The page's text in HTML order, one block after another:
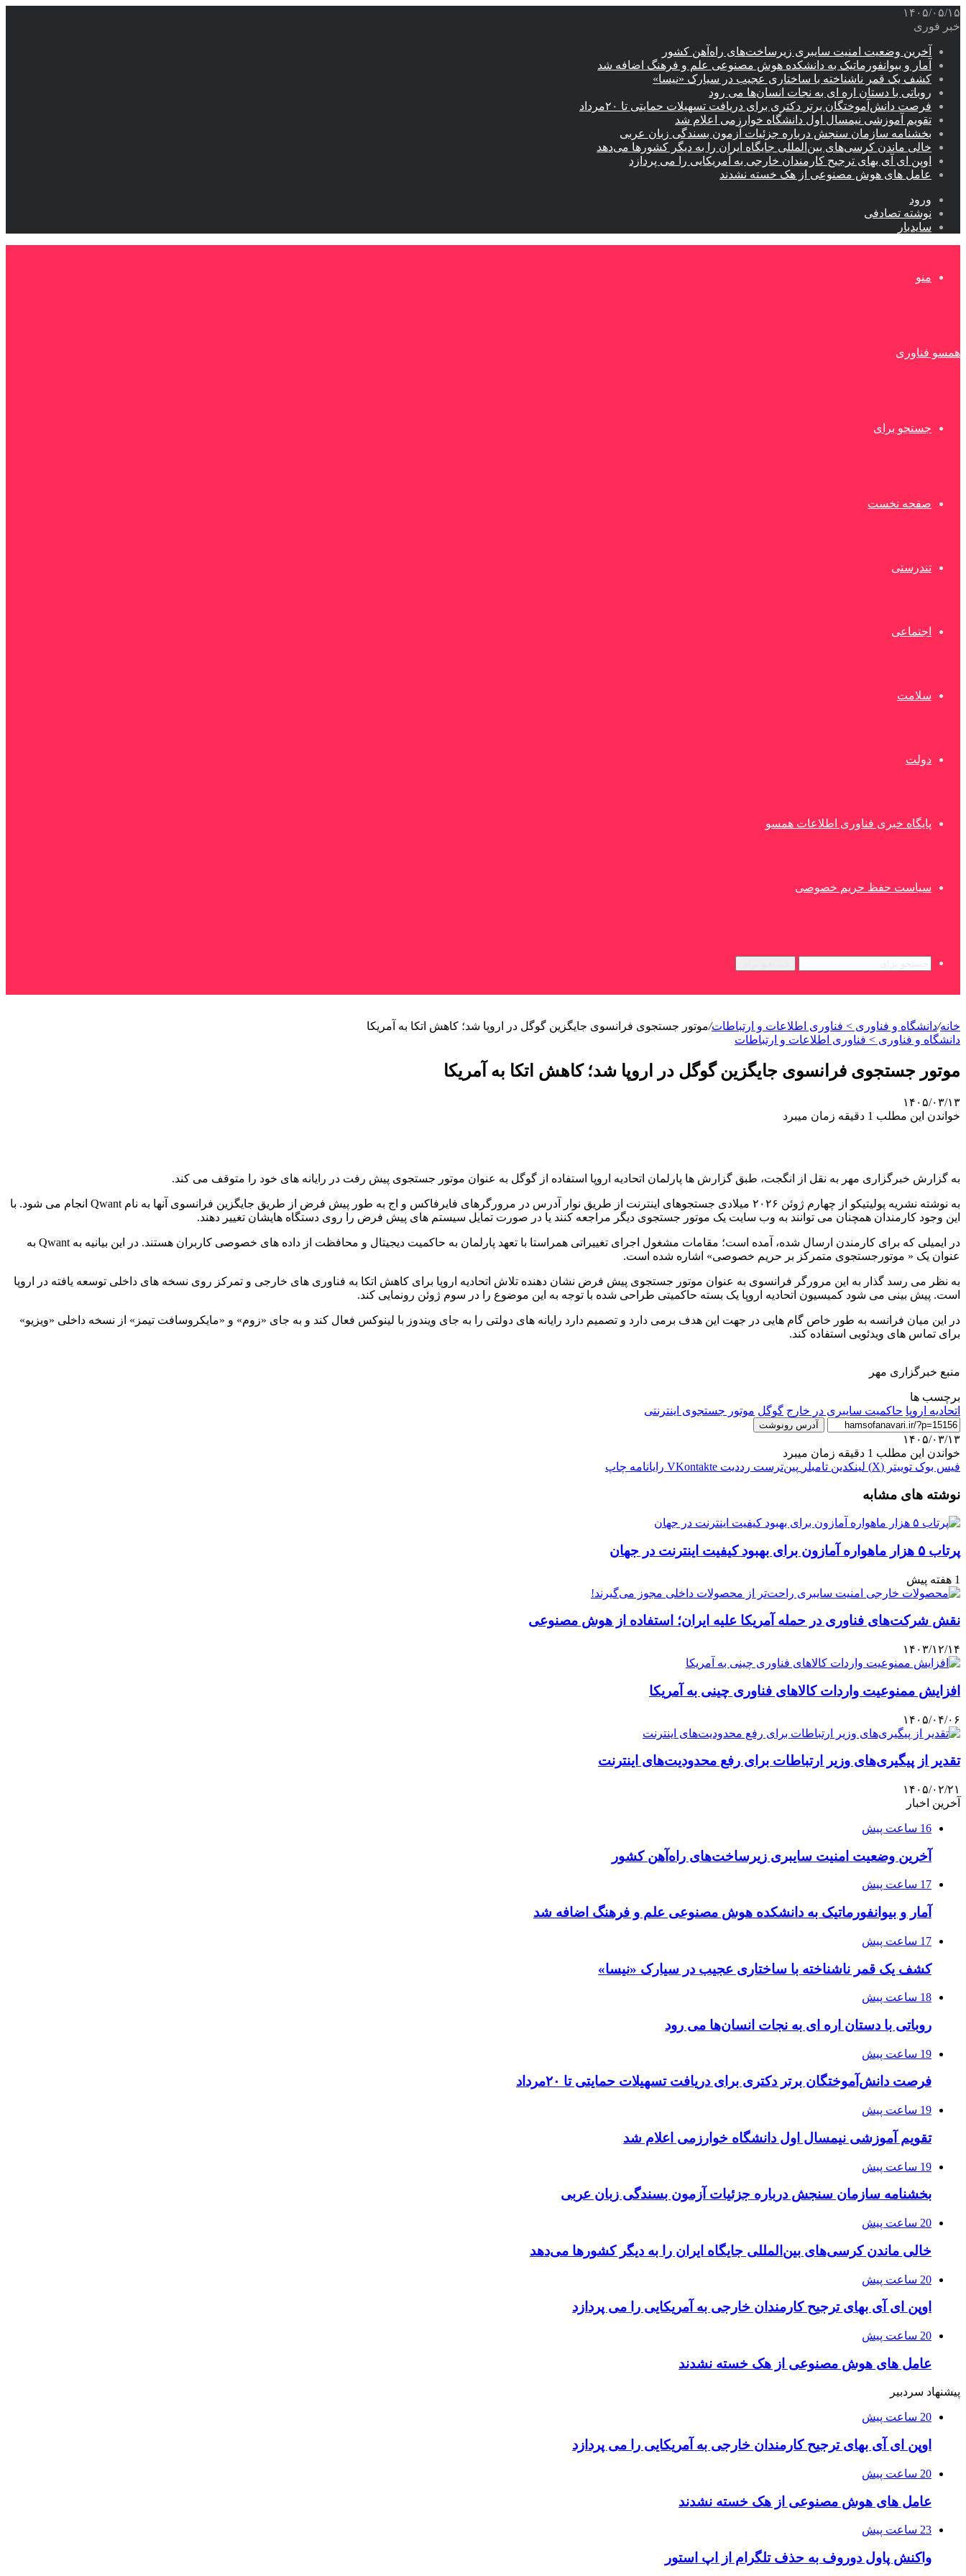
۱۴۰۵/۰۵/۱۵
خبر فوری
آخرین وضعیت امنیت سایبری زیرساخت‌های راه‌آهن کشور
آمار و بیوانفورماتیک به دانشکده هوش مصنوعی علم و فرهنگ اضافه شد
کشف یک قمر ناشناخته با ساختاری عجیب در سیارک «نیسا»
روباتی با دستان اره ای به نجات انسان‌ها می رود
فرصت دانش‌آموختگان برتر دکتری‌ برای دریافت تسهیلات حمایتی تا ۲۰مرداد
تقویم آموزشی نیمسال اول دانشگاه خوارزمی اعلام شد
بخشنامه سازمان سنجش درباره جزئیات آزمون بسندگی زبان عربی
خالی ماندن کرسی‌های بین‌المللی جایگاه ایران را به دیگر کشورها می‌دهد
اوپن ای آی بهای ترجیح کارمندان خارجی به آمریکایی را می پردازد
عامل های هوش مصنوعی از هک خسته نشدند
ورود
نوشته تصادفی
سایدبار
منو
همسو فناوری
جستجو برای
صفحه نخست
تندرستی
اجتماعی
سلامت
دولت
پایگاه خبری فناوری اطلاعات همسو
سیاست حفظ حریم خصوصی
خانه/دانشگاه و فناوری > فناوری اطلاعات و ارتباطات/موتور جستجوی فرانسوی جایگزین گوگل در اروپا شد؛ کاهش اتکا به آمریکا
دانشگاه و فناوری > فناوری اطلاعات و ارتباطات
موتور جستجوی فرانسوی جایگزین گوگل در اروپا شد؛ کاهش اتکا به آمریکا
۱۴۰۵/۰۳/۱۳
خواندن این مطلب 1 دقیقه زمان میبرد
به گزارش خبرگزاری مهر به نقل از انگجت، طبق گزارش ها پارلمان اتحادیه اروپا استفاده از گوگل به عنوان موتور جستجوی پیش رفت در رایانه های خود را متوقف می کند.
به نوشته نشریه پولیتیکو از چهارم ژوئن ۲۰۲۶ میلادی جستجوهای اینترنت از طریق نوار آدرس در مرورگرهای فایرفاکس و اج به طور پیش فرض از طریق جایگزین فرانسوی آنها به نام Qwant انجام می شود. با
این وجود کارمندان همچنان می توانند به وب سایت یک موتور جستجوی دیگر مراجعه کنند یا در صورت تمایل سیستم های پیش فرض را روی دستگاه هایشان تغییر دهند.
در ایمیلی که برای کارمندن ارسال شده، آمده است؛ مقامات مشغول اجرای تغییراتی همراستا با تعهد پارلمان به حاکمیت دیجیتال و محافظت از داده های خصوصی کاربران هستند. در این بیانیه به Qwant به
عنوان یک « موتورجستجوی متمرکز بر حریم خصوصی» اشاره شده است.
به نظر می رسد گذار به این مرورگر فرانسوی به عنوان موتور جستجوی پیش فرض نشان دهنده تلاش اتحادیه اروپا برای کاهش اتکا به فناوری های خارجی و تمرکز روی نسخه های داخلی توسعه یافته در اروپا
است. پیش بینی می شود کمیسیون اتحادیه اروپا یک بسته حاکمیتی طراحی شده با توجه به این موضوع را در سوم ژوئن رونمایی کند.
در این میان فرانسه به طور خاص گام هایی در جهت این هدف برمی دارد و تصمیم دارد رایانه های دولتی را به جای ویندوز با لینوکس فعال کند و به جای «زوم» و «مایکروسافت تیمز» از نسخه داخلی «ویزیو»
برای تماس های ویدئویی استفاده کند.
منبع خبرگزاری مهر
برچسب ها
اتحادیه اروپا حاکمیت سایبری در خارج گوگل موتور جستجوی اینترنتی
آدرس رونوشت
۱۴۰۵/۰۳/۱۳
خواندن این مطلب 1 دقیقه زمان میبرد
فیس بوک توییتر (X) لینکدین ‫تامبلر ‫پین‌ترست ‫رددیت ‫VKontakte رایانامه چاپ
نوشته های مشابه
پرتاب ۵ هزار ماهواره آمازون برای بهبود کیفیت اینترنت در جهان
1 هفته پیش
نقش شرکت‌های فناوری در حمله آمریکا علیه ایران؛ استفاده از هوش مصنوعی
۱۴۰۳/۱۲/۱۴
افزایش ممنوعیت واردات کالاهای فناوری چینی به آمریکا
۱۴۰۵/۰۴/۰۶
تقدیر از پیگیری‌های وزیر ارتباطات برای رفع محدودیت‌های اینترنت
۱۴۰۵/۰۲/۲۱
آخرین اخبار
16 ساعت پیش
آخرین وضعیت امنیت سایبری زیرساخت‌های راه‌آهن کشور
17 ساعت پیش
آمار و بیوانفورماتیک به دانشکده هوش مصنوعی علم و فرهنگ اضافه شد
17 ساعت پیش
کشف یک قمر ناشناخته با ساختاری عجیب در سیارک «نیسا»
18 ساعت پیش
روباتی با دستان اره ای به نجات انسان‌ها می رود
19 ساعت پیش
فرصت دانش‌آموختگان برتر دکتری‌ برای دریافت تسهیلات حمایتی تا ۲۰مرداد
19 ساعت پیش
تقویم آموزشی نیمسال اول دانشگاه خوارزمی اعلام شد
19 ساعت پیش
بخشنامه سازمان سنجش درباره جزئیات آزمون بسندگی زبان عربی
20 ساعت پیش
خالی ماندن کرسی‌های بین‌المللی جایگاه ایران را به دیگر کشورها می‌دهد
20 ساعت پیش
اوپن ای آی بهای ترجیح کارمندان خارجی به آمریکایی را می پردازد
20 ساعت پیش
عامل های هوش مصنوعی از هک خسته نشدند
پیشنهاد سردبیر
20 ساعت پیش
اوپن ای آی بهای ترجیح کارمندان خارجی به آمریکایی را می پردازد
20 ساعت پیش
عامل های هوش مصنوعی از هک خسته نشدند
23 ساعت پیش
واکنش پاول دوروف به حذف تلگرام از اپ استور